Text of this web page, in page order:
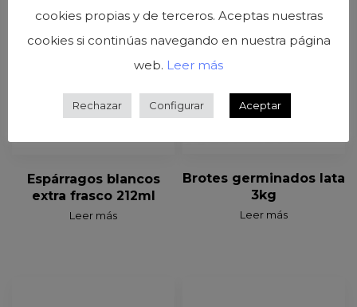
Espárragos blancos
extra frasco 212ml
Leer más
Brotes germinados lata
3kg
Leer más
cookies propias y de terceros. Aceptas nuestras
cookies si continúas navegando en nuestra página
web. Leer más
Rechazar Configurar Aceptar